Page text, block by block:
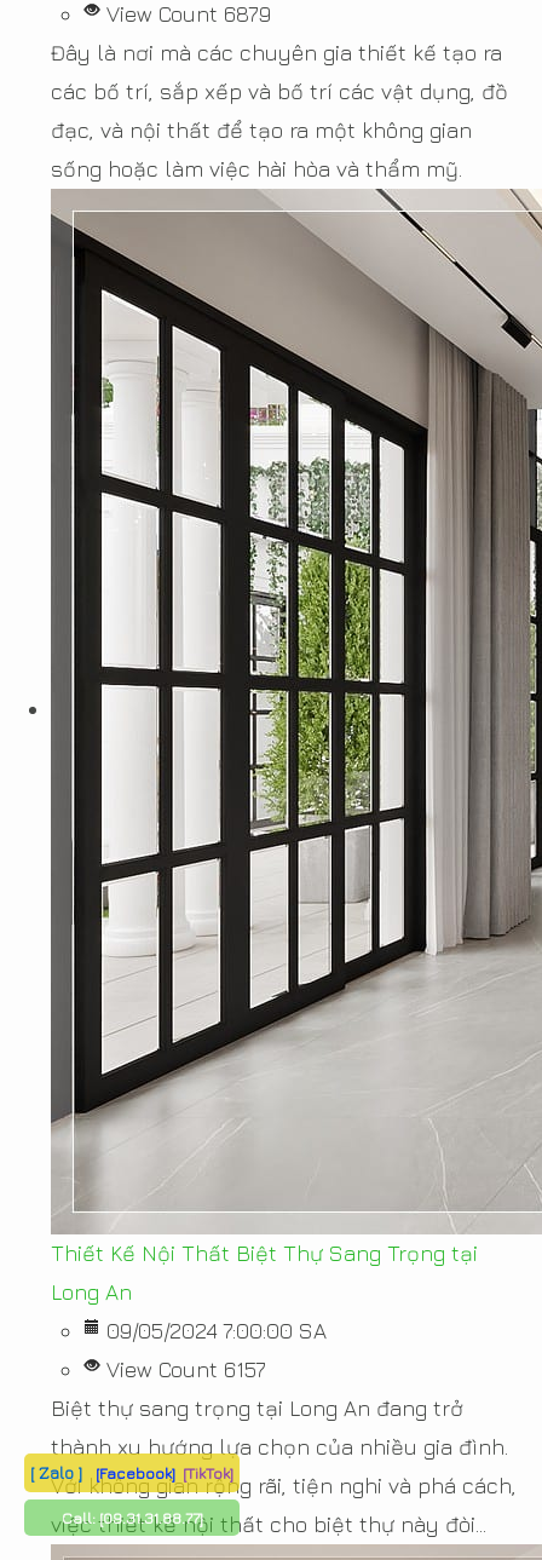
View Count 6879
Đây là nơi mà các chuyên gia thiết kế tạo ra
các bố trí, sắp xếp và bố trí các vật dụng, đồ
đạc, và nội thất để tạo ra một không gian
sống hoặc làm việc hài hòa và thẩm mỹ.
Thiết Kế Nội Thất Biệt Thự Sang Trọng tại
Long An
09/05/2024 7:00:00 SA
View Count 6157
Biệt thự sang trọng tại Long An đang trở
thành xu hướng lựa chọn của nhiều gia đình.
Với không gian rộng rãi, tiện nghi và phá cách,
việc thiết kế nội thất cho biệt thự này đòi...
[ Zalo ] [Facebook] [TikTok]
Call:[09.31.31.88.77]